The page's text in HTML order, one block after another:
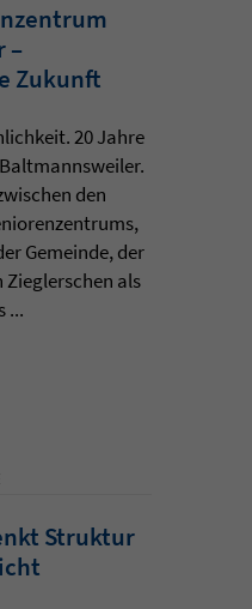
–
Zukunft
20 Jahre
den
Gemeinde, der
als
...
Struktur